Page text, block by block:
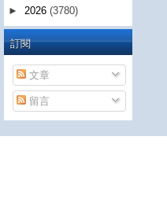
► 2026 (3780)
訂閱
文章
留言